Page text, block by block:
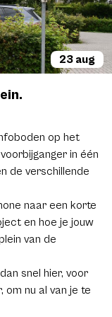
23 aug
op het
in één
de verschillende
naar een korte
en hoe je jouw
van de
snel hier, voor
nu al van je te